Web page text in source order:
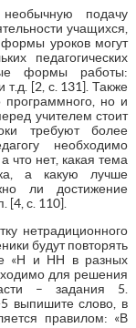
подачу
учащихся,
формы уроков могут
педагогических
формы работы:
т.д. [2, с. 131]. Также
программного, но и
учителем стоит
требуют более
необходимо
что нет, какая тема
а какую лучше
ли достижение
[4, с. 110].
нетрадиционного
будут повторять
«Н и НН в разных
для решения
– задания 5.
выпишите слово, в
правилом: «В